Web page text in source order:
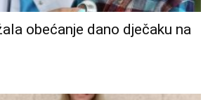
obećanje dano dječaku na